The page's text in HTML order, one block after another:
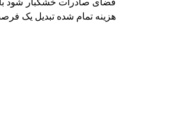
هزینه تمام شده تبدیل یک